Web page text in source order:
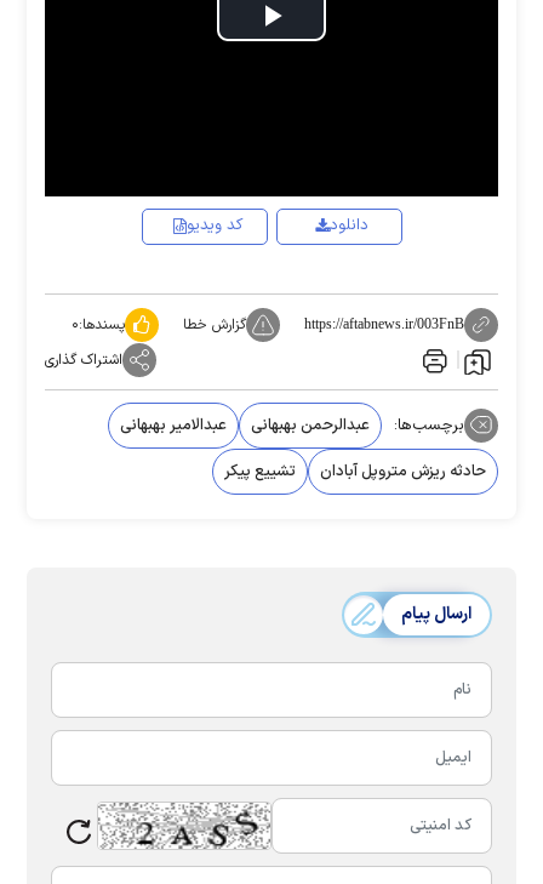
Play
کد ویدیو دانلود
https://aftabnews.ir/003FnB گزارش خطا پسندها:۰
اشتراک گذاری
برچسب‌ها: عبدالرحمن بهبهانی
عبدالامیر بهبهانی
حادثه ریزش متروپل آبادان
تشییع پیکر
ارسال پیام